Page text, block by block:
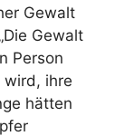
Gewalt
Gewalt
Person
wird, ihre
hätten